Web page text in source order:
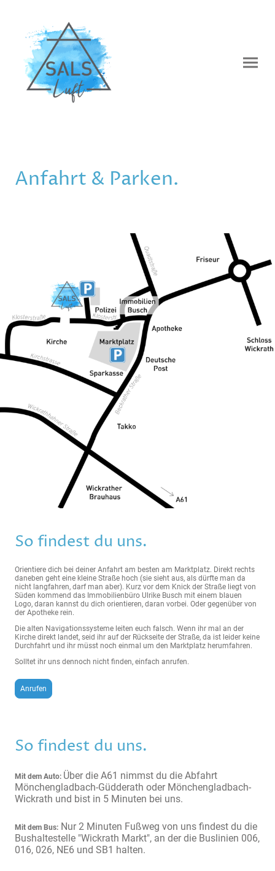
Anfahrt & Parken.
So findest du uns.
Orientiere dich bei deiner Anfahrt am besten am Marktplatz. Direkt rechts
daneben geht eine kleine Straße hoch (sie sieht aus, als dürfte man da
nicht langfahren, darf man aber). Kurz vor dem Knick der Straße liegt von
Süden kommend das Immobilienbüro Ulrike Busch mit einem blauen
Logo, daran kannst du dich orientieren, daran vorbei. Oder gegenüber von
der Apotheke rein.
Die alten Navigationssysteme leiten euch falsch. Wenn ihr mal an der
Kirche direkt landet, seid ihr auf der Rückseite der Straße, da ist leider keine
Durchfahrt und ihr müsst noch einmal um den Marktplatz herumfahren.
Solltet ihr uns dennoch nicht finden, einfach anrufen.
Anrufen
So findest du uns.
Mit dem Auto: Über die A61 nimmst du die Abfahrt
Mönchengladbach-Güdderath oder Mönchengladbach-
Wickrath und bist in 5 Minuten bei uns.
Mit dem Bus: Nur 2 Minuten Fußweg von uns findest du die
Bushaltestelle "Wickrath Markt", an der die Buslinien 006,
016, 026, NE6 und SB1 halten.